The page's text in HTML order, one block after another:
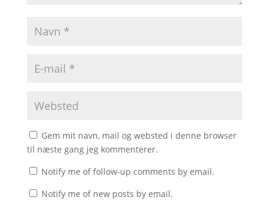
Gem mit navn, mail og websted i denne browser
til næste gang jeg kommenterer.
Notify me of follow-up comments by email.
Notify me of new posts by email.